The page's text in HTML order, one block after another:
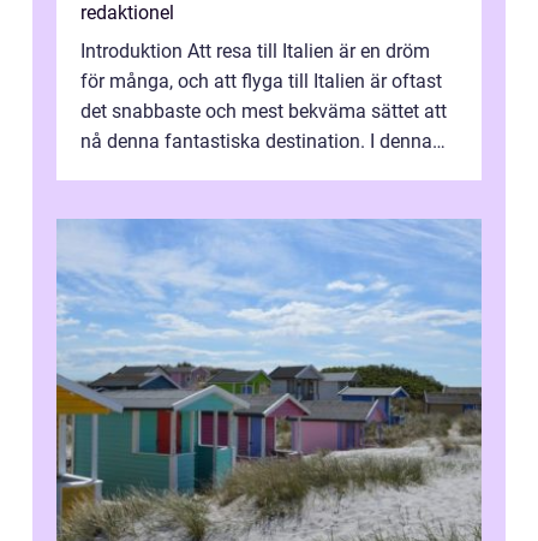
redaktionel
Introduktion Att resa till Italien är en dröm
för många, och att flyga till Italien är oftast
det snabbaste och mest bekväma sättet att
nå denna fantastiska destination. I denna